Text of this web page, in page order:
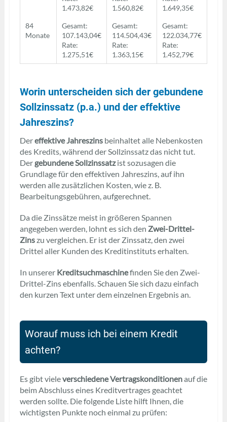
1.473,82€
1.560,82€
1.649,35€
84
Monate
Gesamt:
107.143,04€
Rate:
1.275,51€
Gesamt:
114.504,43€
Rate:
1.363,15€
Gesamt:
122.034,77€
Rate:
1.452,79€
Worin unterscheiden sich der gebundene
Sollzinssatz (p.a.) und der effektive
Jahreszins?
Dereffektive Jahreszinsbeinhaltet alle Nebenkosten
des Kredits, während der Sollzinssatz das nicht tut.
Der gebundene Sollzinssatzist sozusagen die
Grundlage für den effektiven Jahreszins, auf ihn
werden alle zusätzlichen Kosten, wie z. B.
Bearbeitungsgebühren, aufgerechnet.
Da die Zinssätze meist in größeren Spannen
angegeben werden, lohnt es sich den Zwei-Drittel-
Zinszu vergleichen. Er ist der Zinssatz, den zwei
Drittel aller Kunden des Kreditinstituts erhalten.
In unserer Kreditsuchmaschinefinden Sie den Zwei-
Drittel-Zins ebenfalls. Schauen Sie sich dazu einfach
den kurzen Text unter dem einzelnen Ergebnis an.
Worauf muss ich bei einem Kredit
achten?
Es gibt vieleverschiedene Vertragskonditionenauf die
beim Abschluss eines Kreditvertrages geachtet
werden sollte. Die folgende Liste hilft Ihnen, die
wichtigsten Punkte noch einmal zu prüfen: